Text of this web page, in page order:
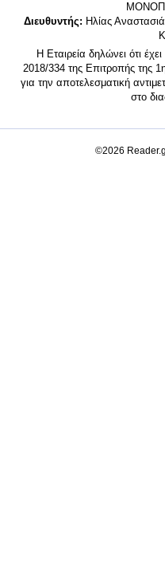
Διευθυντής: Ηλίας
Η Εταιρεία δηλώνει ότι
2018/334 της Επιτροπής της
για την αποτελεσματική
στο
©2026